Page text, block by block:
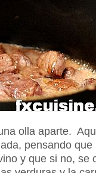
olla aparte.
pensando
y que si no,